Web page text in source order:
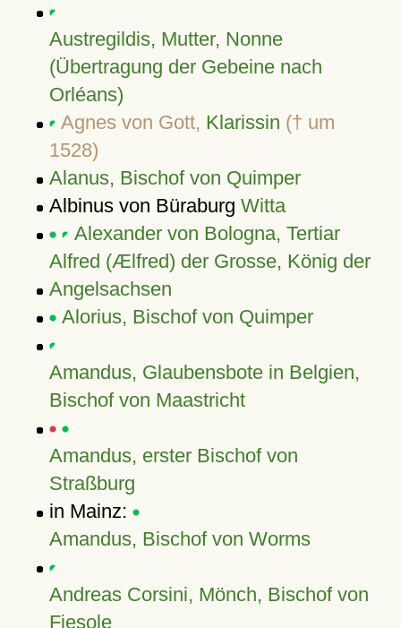
Austregildis, Mutter, Nonne
(Übertragung der Gebeine nach
Orléans)
Agnes von Gott, Klarissin († um
1528)
Alanus, Bischof von Quimper
Albinus von Büraburg Witta
Alexander von Bologna, Tertiar
Alfred (Ælfred) der Grosse, König der
Angelsachsen
Alorius, Bischof von Quimper
Amandus, Glaubensbote in Belgien,
Bischof von Maastricht
Amandus, erster Bischof von
Straßburg
in Mainz:
Amandus, Bischof von Worms
Andreas Corsini, Mönch, Bischof von
Fiesole